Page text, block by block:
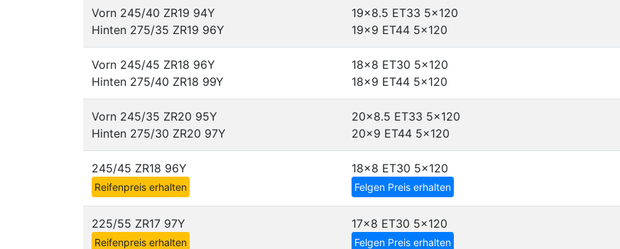
Vorn 245/40 ZR19 94Y
Hinten 275/35 ZR19 96Y
19x8.5 ET33 5x120
19x9 ET44 5x120
Vorn 245/45 ZR18 96Y
Hinten 275/40 ZR18 99Y
18x8 ET30 5x120
18x9 ET44 5x120
Vorn 245/35 ZR20 95Y
Hinten 275/30 ZR20 97Y
20x8.5 ET33 5x120
20x9 ET44 5x120
245/45 ZR18 96Y
Reifenpreis erhalten
18x8 ET30 5x120
Felgen Preis erhalten
225/55 ZR17 97Y
Reifenpreis erhalten
17x8 ET30 5x120
Felgen Preis erhalten